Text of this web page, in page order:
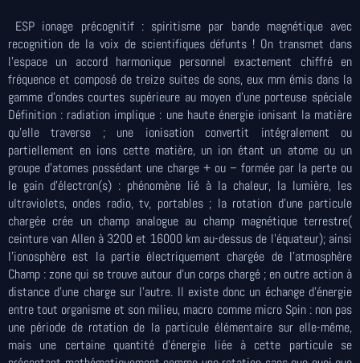
ESP ionage précognitif : spiritisme par bande magnétique avec
recognition de la voix de scientifiques défunts ! On transmet dans
l’espace un accord harmonique personnel exactement chiffré en
fréquence et composé de treize suites de sons, eux mm émis dans la
gamme d’ondes courtes supérieure au moyen d’une porteuse spéciale
Définition : radiation implique : une haute énergie ionisant la matière
qu’elle traverse ; une ionisation convertit intégralement ou
partiellement en ions cette matière, un ion étant un atome ou un
groupe d’atomes possédant une charge + ou – formée par la perte ou
le gain d’électron(s) : phénomène lié à la chaleur, la lumière, les
ultraviolets, ondes radio, tv, portables ; la rotation d’une particule
chargée crée un champ analogue au champ magnétique terrestre(
ceinture van Allen à 3200 et 16000 km au-dessus de l’équateur); ainsi
l’ionosphère est la partie électriquement chargée de l’atmosphère
Champ : zone qui se trouve autour d’un corps chargé ; en outre action à
distance d’une charge sur l’autre. Il existe donc un échange d’énergie
entre tout organisme et son milieu, macro comme micro Spin : non pas
une période de rotation de la particule élémentaire sur elle-même,
mais une certaine quantité d’énergie liée à cette particule se